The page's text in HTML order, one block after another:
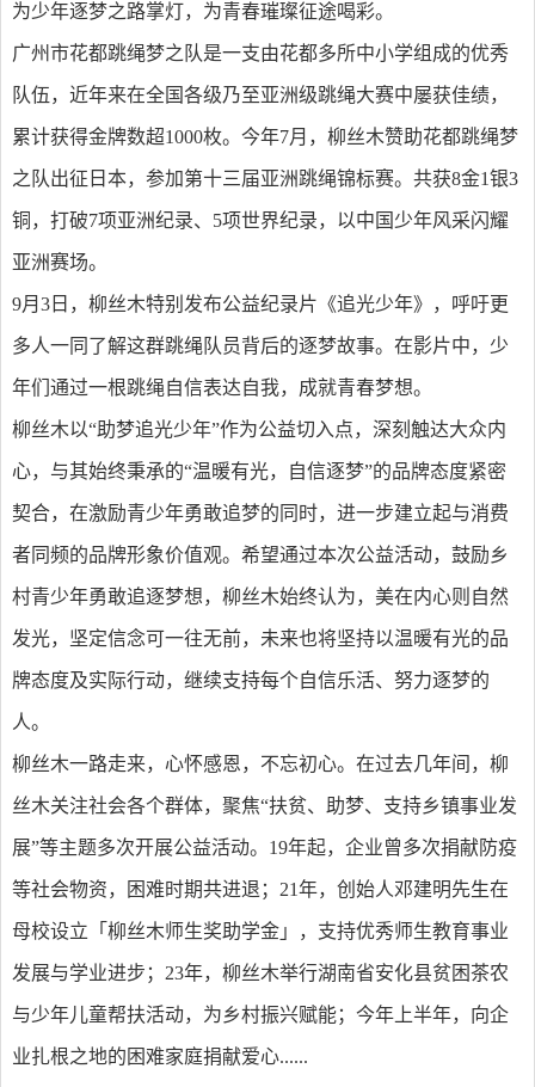
为少年逐梦之路掌灯，为青春璀璨征途喝彩。
广州市花都跳绳梦之队是一支由花都多所中小学组成的优秀
队伍，近年来在全国各级乃至亚洲级跳绳大赛中屡获佳绩，
累计获得金牌数超1000枚。今年7月，柳丝木赞助花都跳绳梦
之队出征日本，参加第十三届亚洲跳绳锦标赛。共获8金1银3
铜，打破7项亚洲纪录、5项世界纪录，以中国少年风采闪耀
亚洲赛场。
9月3日，柳丝木特别发布公益纪录片《追光少年》，呼吁更
多人一同了解这群跳绳队员背后的逐梦故事。在影片中，少
年们通过一根跳绳自信表达自我，成就青春梦想。
柳丝木以“助梦追光少年”作为公益切入点，深刻触达大众内
心，与其始终秉承的“温暖有光，自信逐梦”的品牌态度紧密
契合，在激励青少年勇敢追梦的同时，进一步建立起与消费
者同频的品牌形象价值观。希望通过本次公益活动，鼓励乡
村青少年勇敢追逐梦想，柳丝木始终认为，美在内心则自然
发光，坚定信念可一往无前，未来也将坚持以温暖有光的品
牌态度及实际行动，继续支持每个自信乐活、努力逐梦的
人。
柳丝木一路走来，心怀感恩，不忘初心。在过去几年间，柳
丝木关注社会各个群体，聚焦“扶贫、助梦、支持乡镇事业发
展”等主题多次开展公益活动。19年起，企业曾多次捐献防疫
等社会物资，困难时期共进退；21年，创始人邓建明先生在
母校设立「柳丝木师生奖助学金」，支持优秀师生教育事业
发展与学业进步；23年，柳丝木举行湖南省安化县贫困茶农
与少年儿童帮扶活动，为乡村振兴赋能；今年上半年，向企
业扎根之地的困难家庭捐献爱心......